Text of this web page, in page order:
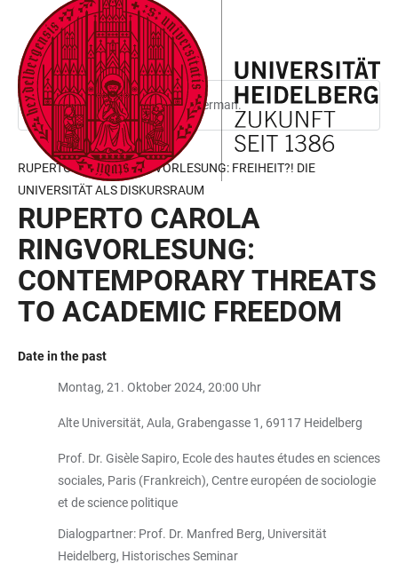
ACCESSIBILITY
LINKS
JUMP
TO
MAIN
CONTENT
OPEN
MAIN
NAVIGATION
OPEN
SEARCH
FORM
This page is only available in German.
RUPERTO CAROLA RINGVORLESUNG: FREIHEIT?! DIE
UNIVERSITÄT ALS DISKURSRAUM
RUPERTO CAROLA
RINGVORLESUNG:
CONTEMPORARY THREATS
TO ACADEMIC FREEDOM
Date in the past
Montag, 21. Oktober 2024, 20:00 Uhr
Alte Universität, Aula, Grabengasse 1, 69117 Heidelberg
Prof. Dr. Gisèle Sapiro, Ecole des hautes études en sciences
sociales, Paris (Frankreich), Centre européen de sociologie
et de science politique
Dialogpartner: Prof. Dr. Manfred Berg, Universität
Heidelberg, Historisches Seminar